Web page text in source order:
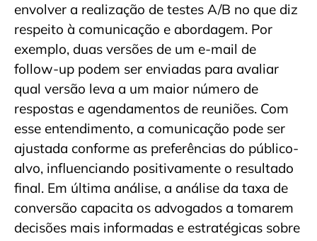
envolver a realização de testes A/B no que diz
respeito à comunicação e abordagem. Por
exemplo, duas versões de um e-mail de
follow-up podem ser enviadas para avaliar
qual versão leva a um maior número de
respostas e agendamentos de reuniões. Com
esse entendimento, a comunicação pode ser
ajustada conforme as preferências do público-
alvo, influenciando positivamente o resultado
final. Em última análise, a análise da taxa de
conversão capacita os advogados a tomarem
decisões mais informadas e estratégicas sobre